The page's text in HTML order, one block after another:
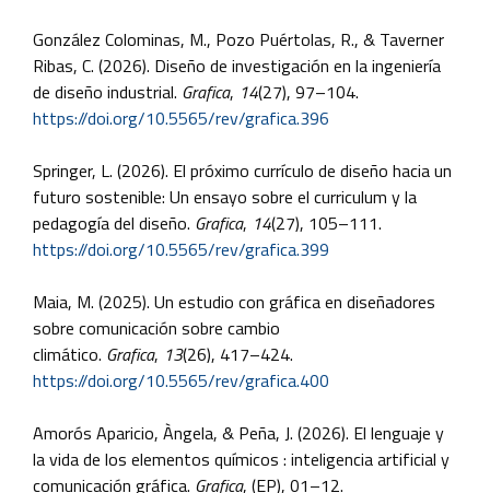
González Colominas, M., Pozo Puértolas, R., & Taverner
Ribas, C. (2026). Diseño de investigación en la ingeniería
de diseño industrial. Grafica, 14(27), 97–104.
https://doi.org/10.5565/rev/grafica.396
Springer, L. (2026). El próximo currículo de diseño hacia un
futuro sostenible: Un ensayo sobre el curriculum y la
pedagogía del diseño. Grafica, 14(27), 105–111.
https://doi.org/10.5565/rev/grafica.399
Maia, M. (2025). Un estudio con gráfica en diseñadores
sobre comunicación sobre cambio
climático. Grafica, 13(26), 417–424.
https://doi.org/10.5565/rev/grafica.400
Amorós Aparicio, Àngela, & Peña, J. (2026). El lenguaje y
la vida de los elementos químicos : inteligencia artificial y
comunicación gráfica. Grafica, (EP), 01–12.